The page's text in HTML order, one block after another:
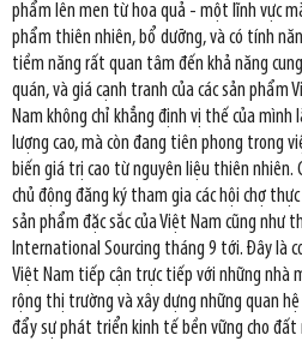
phẩm lên men từ hoa quả - một lĩnh vực
phẩm thiên nhiên, bổ dưỡng, và có tính
tiềm năng rất quan tâm đến khả năng
quán, và giá cạnh tranh của các sản phẩm
Nam không chỉ khẳng định vị thế của mình
lượng cao, mà còn đang tiên phong trong
biến giá trị cao từ nguyên liệu thiên nhiên.
chủ động đăng ký tham gia các hội chợ
sản phẩm đặc sắc của Việt Nam cũng như
International Sourcing tháng 9 tới. Đây là
Việt Nam tiếp cận trực tiếp với những nhà
rộng thị trường và xây dựng những quan
đẩy sự phát triển kinh tế bền vững cho đất